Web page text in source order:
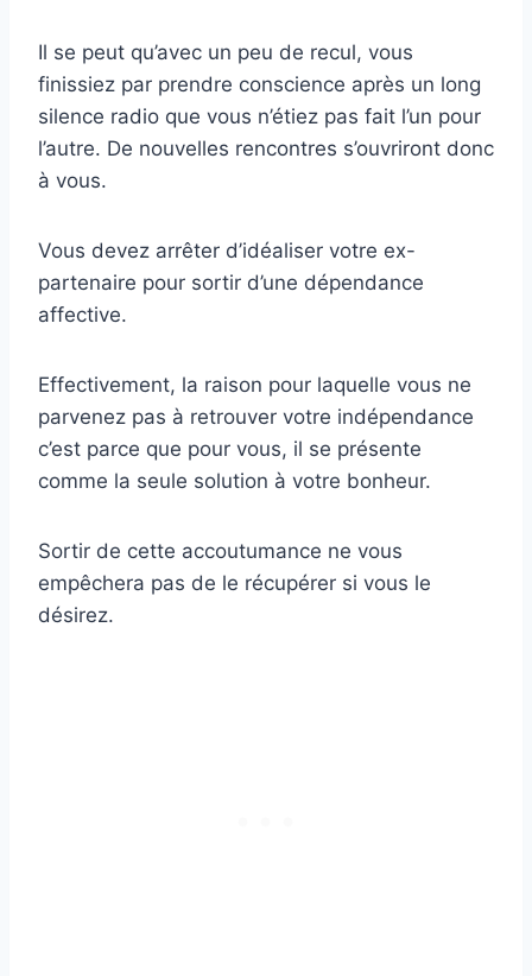
Il se peut qu’avec un peu de recul, vous
finissiez par prendre conscience après un long
silence radio que vous n’étiez pas fait l’un pour
l’autre. De nouvelles rencontres s’ouvriront donc
à vous.
Vous devez arrêter d’idéaliser votre ex-
partenaire pour sortir d’une dépendance
affective.
Effectivement, la raison pour laquelle vous ne
parvenez pas à retrouver votre indépendance
c’est parce que pour vous, il se présente
comme la seule solution à votre bonheur.
Sortir de cette accoutumance ne vous
empêchera pas de le récupérer si vous le
désirez.